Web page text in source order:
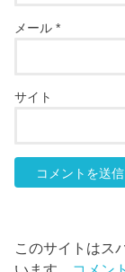
メール*
サイト
このサイトはス